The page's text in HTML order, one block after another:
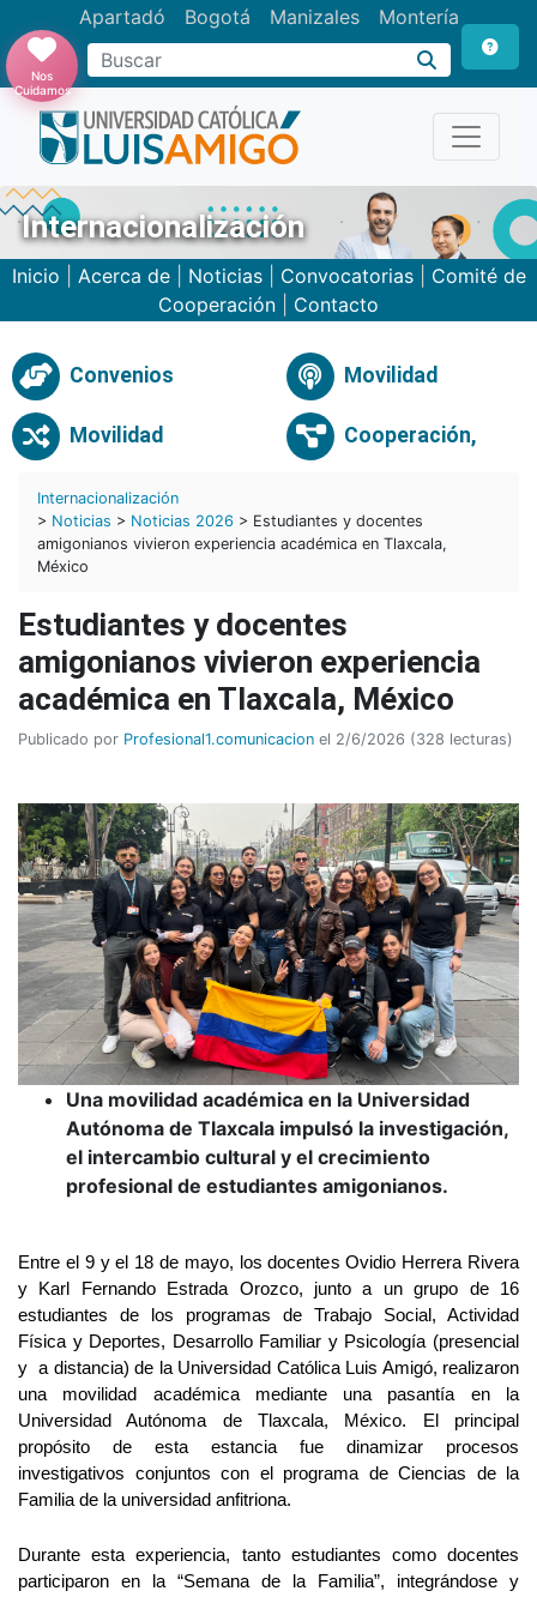
Apartadó Bogotá Manizales Montería
Buscar
Nos
Cuidamos
Internacionalización
Inicio Acerca de| Noticias| Convocatorias| Comité de
Cooperación
Contacto
Convenios Movilidad
Movilidad Cooperación,
Internacionalización
> Noticias > Noticias 2026 > Estudiantes y docentes
amigonianos vivieron experiencia académica en Tlaxcala,
México
Estudiantes y docentes
amigonianos vivieron experiencia
académica en Tlaxcala, México
Publicado por Profesional1.comunicacion el 2/6/2026 (328 lecturas)
Una movilidad académica en la Universidad
Autónoma de Tlaxcala impulsó la investigación,
el intercambio cultural y el crecimiento
profesional de estudiantes amigonianos.
Entre el 9 y el 18 de mayo, los docentes Ovidio Herrera Rivera
y Karl Fernando Estrada Orozco, junto a un grupo de 16
estudiantes de los programas de Trabajo Social, Actividad
Física y Deportes, Desarrollo Familiar y Psicología (presencial
y  a distancia) de la Universidad Católica Luis Amigó, realizaron
una movilidad académica mediante una pasantía en la
Universidad Autónoma de Tlaxcala, México. El principal
propósito de esta estancia fue dinamizar procesos
investigativos conjuntos con el programa de Ciencias de la
Familia de la universidad anfitriona.
Durante esta experiencia, tanto estudiantes como docentes
participaron en la “Semana de la Familia”, integrándose y